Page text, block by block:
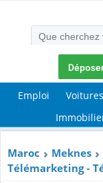
Emploi Voitures
Maroc Meknes
Télémarketing -